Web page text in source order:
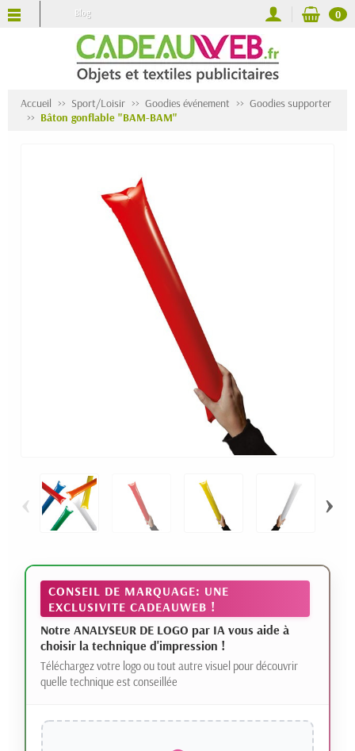
Blog 0
Accueil Sport/Loisir Goodies événement
Goodies supporter
Bâton gonflable "BAM-BAM"
‹ ›
CONSEIL DE MARQUAGE: UNE
EXCLUSIVITE CADEAUWEB !
Notre ANALYSEUR DE LOGO par IA vous aide à
choisir la technique d'impression !
Téléchargez votre logo ou tout autre visuel pour découvrir
quelle technique est conseillée